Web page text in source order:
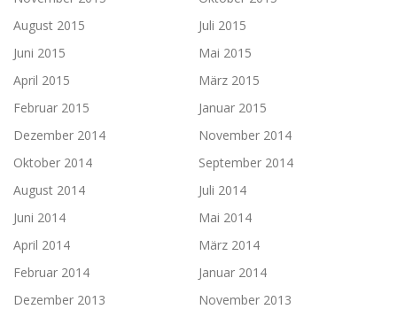
August 2015
Juli 2015
Juni 2015
Mai 2015
April 2015
März 2015
Februar 2015
Januar 2015
Dezember 2014
November 2014
Oktober 2014
September 2014
August 2014
Juli 2014
Juni 2014
Mai 2014
April 2014
März 2014
Februar 2014
Januar 2014
Dezember 2013
November 2013